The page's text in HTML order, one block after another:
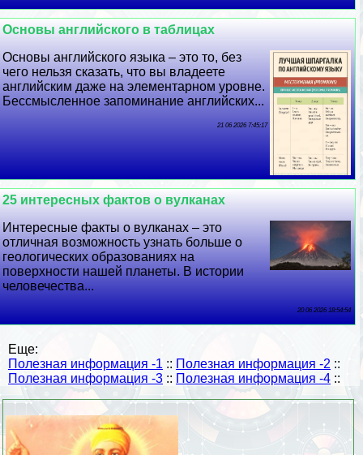
Основы английского в таблицах
Основы английского языка – это то, без
чего нельзя сказать, что вы владеете
английским даже на элементарном уровне.
Бессмысленное запоминание английских...
21 06 2026 7:45:17
25 интересных фактов о вулканах
Интересные факты о вулканах – это
отличная возможность узнать больше о
геологических образованиях на
поверхности нашей планеты. В истории
человечества...
20 06 2026 18:54:54
Еще:
Полезная информация -1 :: Полезная информация -2 ::
Полезная информация -3 :: Полезная информация -4 ::